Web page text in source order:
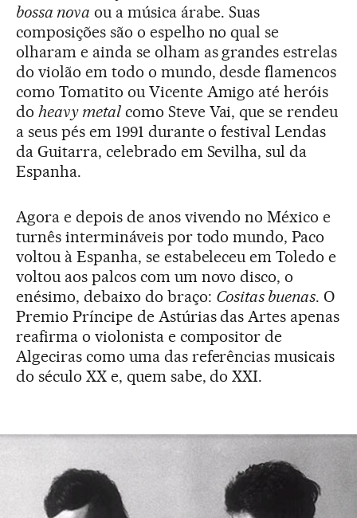
bossa nova ou a música árabe. Suas
composições são o espelho no qual se
olharam e ainda se olham as grandes estrelas
do violão em todo o mundo, desde flamencos
como Tomatito ou Vicente Amigo até heróis
do heavy metalcomo Steve Vai, que se rendeu
a seus pés em 1991 durante o festival Lendas
da Guitarra, celebrado em Sevilha, sul da
Espanha.
Agora e depois de anos vivendo no México e
turnês intermináveis por todo mundo, Paco
voltou à Espanha, se estabeleceu em Toledo e
voltou aos palcos com um novo disco, o
enésimo, debaixo do braço: Cositas buenas. O
Premio Príncipe de Astúrias das Artes apenas
reafirma o violonista e compositor de
Algeciras como uma das referências musicais
do século XX e, quem sabe, do XXI.